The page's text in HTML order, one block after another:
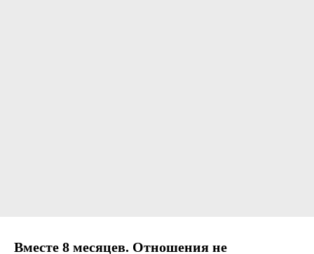
Вместе 8 месяцев. Отношения не